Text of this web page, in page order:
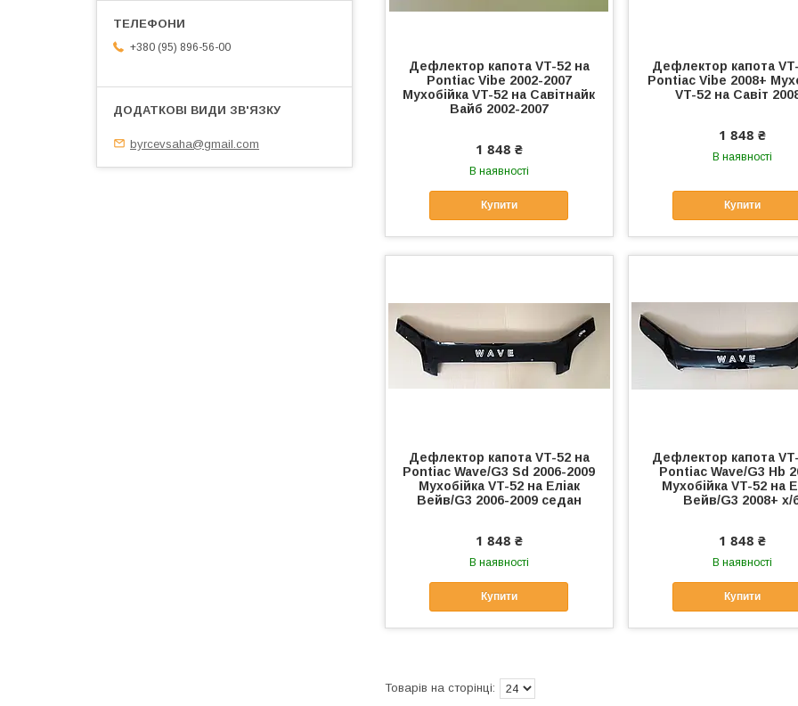
Дефлектор капота VT-52 на
Pontiac Vibe 2002-2007
Мухобійка VT-52 на Савітнайк
Вайб 2002-2007
1 848 ₴
В наявності
Купити
Дефлектор капота
Pontiac Vibe 2008+
VT-52 на Савіт
1 848 ₴
В наявності
Купити
Дефлектор капота VT-52 на
Pontiac Wave/G3 Sd 2006-2009
Мухобійка VT-52 на Еліак
Вейв/G3 2006-2009 седан
1 848 ₴
В наявності
Купити
Дефлектор капота
Pontiac Wave/G3 Hb
Мухобійка VT-52 на
Вейв/G3 2008+ х/
1 848 ₴
В наявності
Купити
+380 (95) 896-56-00
byrcevsaha@gmail.com